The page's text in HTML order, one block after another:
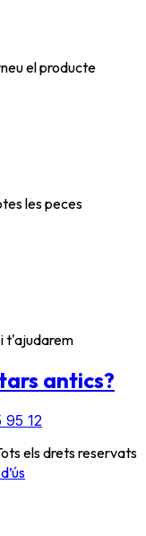
el producte
les peces
t'ajudarem
antics?
12
els drets reservats